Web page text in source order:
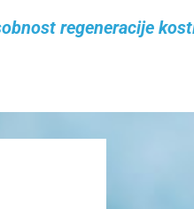
regeneracije